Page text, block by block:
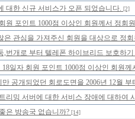
대한 신규 서비스가 오픈 되었습니다. [2]
원 포인트 1000점 이상인 회원께서 정회
은 관심을 가져주신 회원을 대상으로 정
,번개로 부터 텔레폰 하이브리드 보호하
18일자 회원 포인트 1000점 이상인 회원
만 공개되었던 회로도면을 2006년 12월 부
리밍 서버에 대한 서비스 장애에 대하여
은 방송국 없습니까? [14]